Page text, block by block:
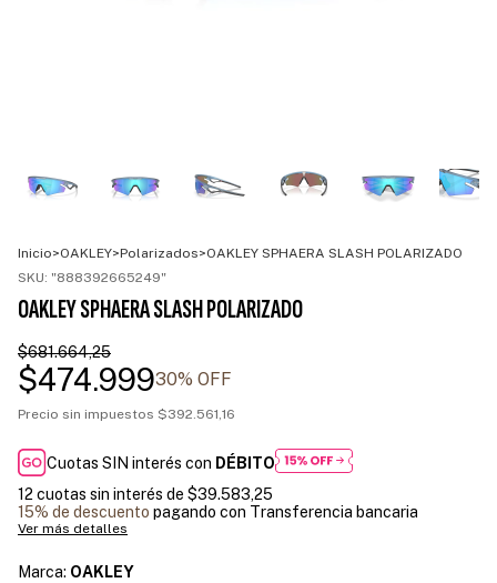
Inicio>OAKLEY>Polarizados>OAKLEY SPHAERA SLASH POLARIZADO
SKU: "888392665249"
OAKLEY SPHAERA SLASH POLARIZADO
$681.664,25
$474.99930% OFF
Precio sin impuestos $392.561,16
Cuotas SIN interés con DÉBITO
12 cuotas sin interés de $39.583,25
15% de descuento pagando con Transferencia bancaria
Ver más detalles
Marca: OAKLEY